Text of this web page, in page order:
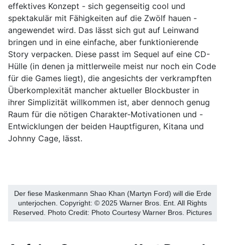
effektives Konzept - sich gegenseitig cool und
spektakulär mit Fähigkeiten auf die Zwölf hauen -
angewendet wird. Das lässt sich gut auf Leinwand
bringen und in eine einfache, aber funktionierende
Story verpacken. Diese passt im Sequel auf eine CD-
Hülle (in denen ja mittlerweile meist nur noch ein Code
für die Games liegt), die angesichts der verkrampften
Überkomplexität mancher aktueller Blockbuster in
ihrer Simplizität willkommen ist, aber dennoch genug
Raum für die nötigen Charakter-Motivationen und -
Entwicklungen der beiden Hauptfiguren, Kitana und
Johnny Cage, lässt.
Der fiese Maskenmann Shao Khan (Martyn Ford) will die Erde
unterjochen. Copyright: © 2025 Warner Bros. Ent. All Rights
Reserved. Photo Credit: Photo Courtesy Warner Bros. Pictures